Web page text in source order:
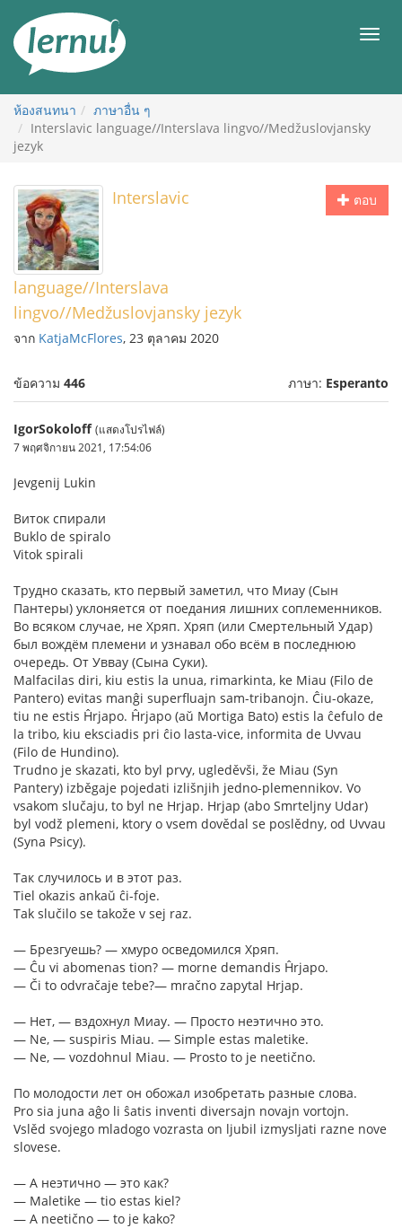
สารบัญ
เมนู
ห้องสนทนา
ภาษาอื่น ๆ
Interslavic language//Interslava lingvo//Medžuslovjansky
jezyk
ตอบ
Interslavic
language//Interslava
lingvo//Medžuslovjansky jezyk
จาก KatjaMcFlores, 23 ตุลาคม 2020
ข้อความ 446 ภาษา: Esperanto
IgorSokoloff (แสดงโปรไฟล์)
7 พฤศจิกายน 2021, 17:54:06
Jevgenij Lukin
Виток спирали
Buklo de spiralo
Vitok spirali
Трудно сказать, кто первый заметил, что Миау (Сын
Пантеры) уклоняется от поедания лишних соплеменников.
Во всяком случае, не Хряп. Хряп (или Смертельный Удар)
был вождём племени и узнавал обо всём в последнюю
очередь. От Уввау (Сына Суки).
Malfacilas diri, kiu estis la unua, rimarkinta, ke Miau (Filo de
Pantero) evitas manĝi superfluajn sam-tribanojn. Ĉiu-okaze,
tiu ne estis Ĥrjapo. Ĥrjapo (aŭ Mortiga Bato) estis la ĉefulo de
la tribo, kiu eksciadis pri ĉio lasta-vice, informita de Uvvau
(Filo de Hundino).
Trudno je skazati, kto byl prvy, ugleděvši, že Miau (Syn
Pantery) izběgaje pojedati izlišnjih jedno-plemennikov. Vo
vsakom slučaju, to byl ne Hrjap. Hrjap (abo Smrteljny Udar)
byl vodž plemeni, ktory o vsem dovědal se poslědny, od Uvvau
(Syna Psicy).
Так случилось и в этот раз.
Tiel okazis ankaŭ ĉi-foje.
Tak slučilo se takože v sej raz.
— Брезгуешь? — хмуро осведомился Хряп.
— Ĉu vi abomenas tion? — morne demandis Ĥrjapo.
— Či to odvračaje tebe?— mračno zapytal Hrjap.
— Нет, — вздохнул Миау. — Просто неэтично это.
— Ne, — suspiris Miau. — Simple estas maletike.
— Ne, — vozdohnul Miau. — Prosto to je neetično.
По молодости лет он обожал изобретать разные слова.
Pro sia juna aĝo li ŝatis inventi diversajn novajn vortojn.
Vslěd svojego mladogo vozrasta on ljubil izmysljati razne nove
slovese.
— А неэтично — это как?
— Maletike — tio estas kiel?
— A neetično — to je kako?